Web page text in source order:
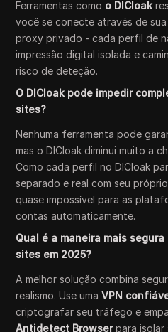
Ferramentas como o DICloak
você se conecte através de
proxy privado - cada perfil de
impressão digital isolada e
risco de deteção.
O DICloak pode impedir
sites?
Nenhuma ferramenta pode
mas o DICloak diminui muito a
Como cada perfil no DICloak
separado e real com seu
quase impossível para as
contas automaticamente.
Qual é a maneira mais
sites em 2025?
A melhor solução combina
realismo. Use umaVPN
criptografar seu tráfego e
Antidetect Browserpara isolar